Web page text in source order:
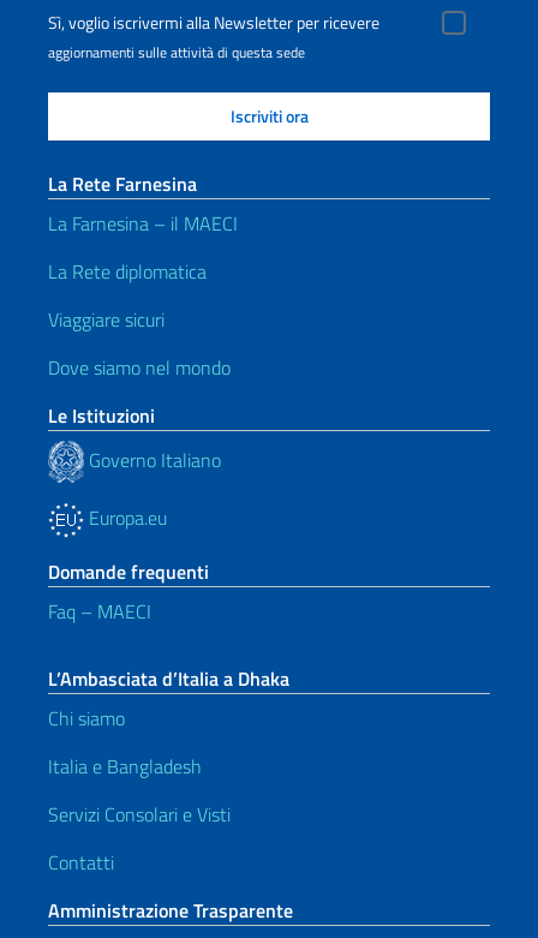
Sì, voglio iscrivermi alla Newsletter per ricevere
aggiornamenti sulle attività di questa sede
La Rete Farnesina
La Farnesina – il MAECI
La Rete diplomatica
Viaggiare sicuri
Dove siamo nel mondo
Le Istituzioni
Governo Italiano
Europa.eu
Domande frequenti
Faq – MAECI
L’Ambasciata d’Italia a Dhaka
Chi siamo
Italia e Bangladesh
Servizi Consolari e Visti
Contatti
Amministrazione Trasparente